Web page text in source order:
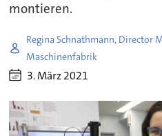
montieren.
Regina Schnathmann, Director
Maschinenfabrik
3. März 2021